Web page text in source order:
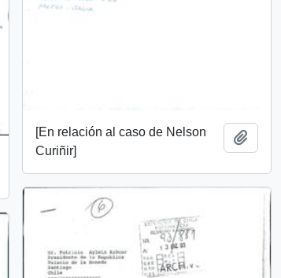
[En relación al caso de Nelson
Curiñir]
al portapapeles